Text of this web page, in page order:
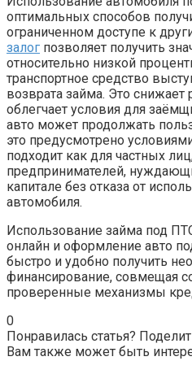
оптимальных способов
ограниченном доступе к
залог позволяет получить
относительно низкой
транспортное средство
возврата займа. Это снижает
облегчает условия для
авто может продолжать
это предусмотрено
подходит как для частных
предпринимателей,
капитале без отказа от
автомобиля.
Использование займа под
онлайн и оформление авто
быстро и удобно получить
финансирование, совмещая
проверенные механизмы
0
Понравилась статья?
Вам также может быть